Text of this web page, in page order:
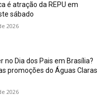
é atração da REPU em
sábado
2026
no Dia dos Pais em Brasília?
promoções do Águas Claras
2026